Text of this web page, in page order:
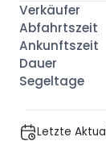
Letzte